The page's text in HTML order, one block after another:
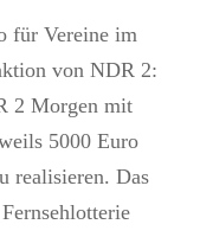
für Vereine im
von NDR 2:
2 Morgen mit
5000 Euro
realisieren. Das